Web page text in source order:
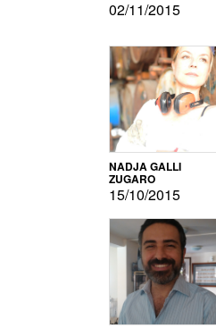
02/11/2015
NADJA GALLI
ZUGARO
15/10/2015